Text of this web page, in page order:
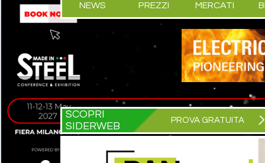
NEWS PREZZI MERCATI
SCOPRI
SIDERWEB
PROVA GRATUITA